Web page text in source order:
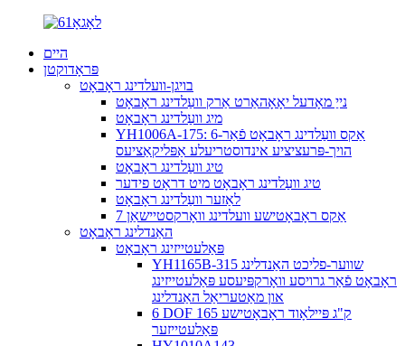
היים
פּראָדוקטן
בויגן-וועלדינג ראָבאָט
נייַ מאָדעל יאָאָהאַרט אַרק וועַלדינג ראָבאָט
מיג וועַלדינג ראָבאָט
YH1006A-175: 6-אַקס וועַלדינג ראָבאָט פֿאַר
הויך-פּרעציציע אינדוסטריעלע אַפּליקאַציעס
טיג וועַלדינג ראָבאָט
טיג וועַלדינג ראָבאָט מיט דראָט פידער
לאַזער וועַלדינג ראָבאָט
7 אַקס ראָבאָטישע וועלדינג וואָרקסטיישאַן
האַנדלינג ראָבאָט
פּאַלעטייזינג ראָבאָט
YH1165B-315 שווער-פליכט האַנדלינג
ראָבאָט פֿאַר גרויסע וואָרקפּיעסע פּאַלעטייזינג
און מאַטעריאַל האַנדלינג
6 DOF 165 ק"ג פּיילאָוד ראָבאָטישע
פּאַלעטייזער